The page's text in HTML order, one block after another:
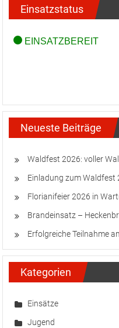
Einsatzstatus
Neueste Beiträge
Waldfest 2026: voller
Einladung zum Waldfest
Florianifeier 2026 in
Brandeinsatz –
Erfolgreiche Teilnahme
Kategorien
Einsätze
Jugend